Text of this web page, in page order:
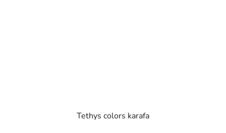
Tethys colors karafa